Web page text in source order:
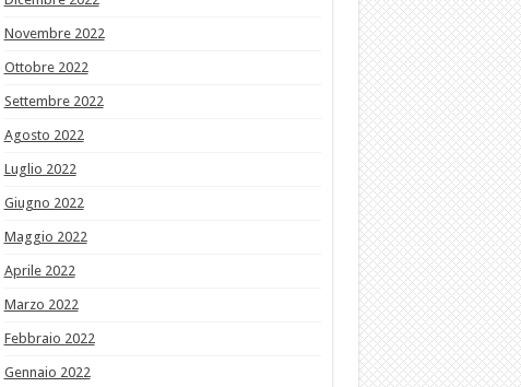
Novembre 2022
Ottobre 2022
Settembre 2022
Agosto 2022
Luglio 2022
Giugno 2022
Maggio 2022
Aprile 2022
Marzo 2022
Febbraio 2022
Gennaio 2022